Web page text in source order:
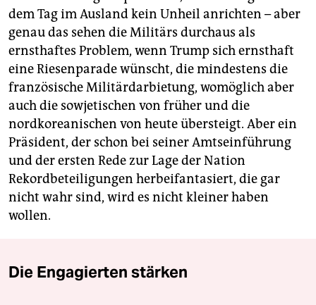
dem Tag im Ausland kein Unheil anrichten – aber
genau das sehen die Militärs durchaus als
ernsthaftes Problem, wenn Trump sich ernsthaft
eine Riesenparade wünscht, die mindestens die
französische Militärdarbietung, womöglich aber
auch die sowjetischen von früher und die
nordkoreanischen von heute übersteigt. Aber ein
Präsident, der schon bei seiner Amtseinführung
und der ersten Rede zur Lage der Nation
Rekordbeteiligungen herbeifantasiert, die gar
nicht wahr sind, wird es nicht kleiner haben
wollen.
Die Engagierten stärken